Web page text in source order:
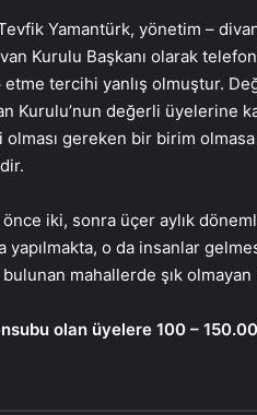
Yamantürk, yönetim –
Kurulu Başkanı olarak
etme tercihi yanlış olmuştur.
Kurulu’nun değerli üyelerine
olması gereken bir birim
iki, sonra üçer aylık
yapılmakta, o da insanlar
mahallerde şık olmayan
olan üyelere 100 –